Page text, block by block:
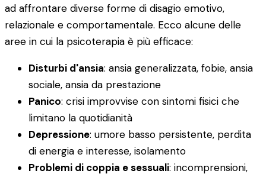
ad affrontare diverse forme di disagio emotivo,
relazionale e comportamentale. Ecco alcune delle
aree in cui la psicoterapia è più efficace:
Disturbi d'ansia: ansia generalizzata, fobie, ansia
sociale, ansia da prestazione
Panico: crisi improvvise con sintomi fisici che
limitano la quotidianità
Depressione: umore basso persistente, perdita
di energia e interesse, isolamento
Problemi di coppia e sessuali: incomprensioni,